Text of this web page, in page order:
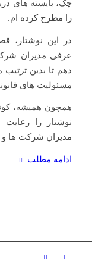
را مطرح کرده ام.
در این نوشتار،
عرفی مدیران
دهم تا بدین
مسئولیت های
همچون همیشه،
نوشتار را رعایت
مدیران شرکت ها و
ادامه مطلب